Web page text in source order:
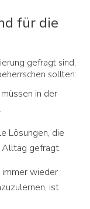
für die
gefragt sind,
sollten:
in der
Lösungen, die
Alltag gefragt.
wieder
ist